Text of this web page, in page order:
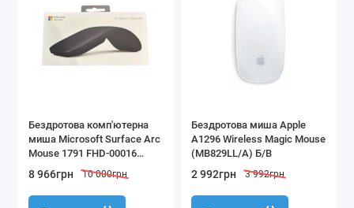
Бездротова комп'ютерна
миша Microsoft Surface Arc
Mouse 1791 FHD-00016
8 966грн 10 000грн
Бездротова миша Apple
A1296 Wireless Magic Mouse
(MB829LL/A) Б/В
2 992грн 3 992грн